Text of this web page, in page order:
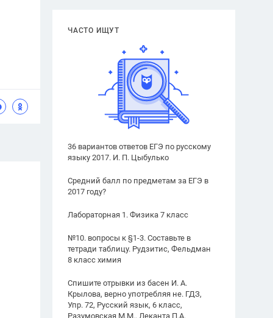
ЧАСТО ИЩУТ
36 вариантов ответов ЕГЭ по русскому
языку 2017. И. П. Цыбулько
Средний балл по предметам за ЕГЭ в
2017 году?
Лабораторная 1. Физика 7 класс
№10. вопросы к §1-3. Составьте в
тетради таблицу. Рудзитис, Фельдман
8 класс химия
Спишите отрывки из басен И. А.
Крылова, верно употребляя не. ГДЗ,
Упр. 72, Русский язык, 6 класс,
Разумовская М.М., Леканта П.А.